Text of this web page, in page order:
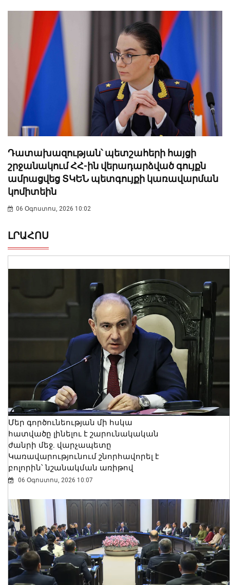
Դատախազության՝ պետշահերի հայցի
շրջանակում ՀՀ-ին վերադարձված գույքն
ամրացվեց ՏԿԵՆ պետգույքի կառավարման
կոմիտեին
06 Օգոստոս, 2026 10:02
ԼՐԱՀՈՍ
Մեր գործունեության մի հսկա
հատվածը լինելու է շարունակական
ժանրի մեջ. վարչապետը
Կառավարությունում շնորհավորել է
բոլորին՝ նշանակման առիթով
06 Օգոստոս, 2026 10:07